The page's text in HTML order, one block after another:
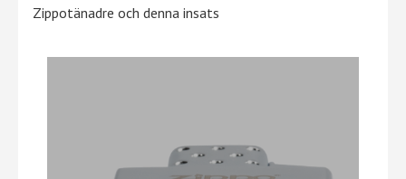
Zippotänadre och denna insats